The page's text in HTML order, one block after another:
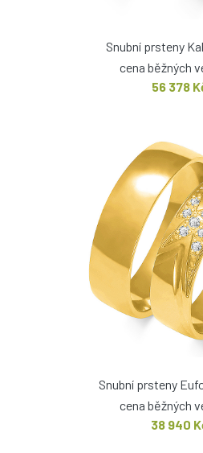
Snubní prsteny
cena běžných
56 378
Snubní prsteny
cena běžných
38 940